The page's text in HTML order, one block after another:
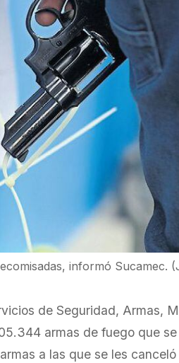
informó Sucamec.
de Seguridad, Armas,
armas de fuego que
a las que se les